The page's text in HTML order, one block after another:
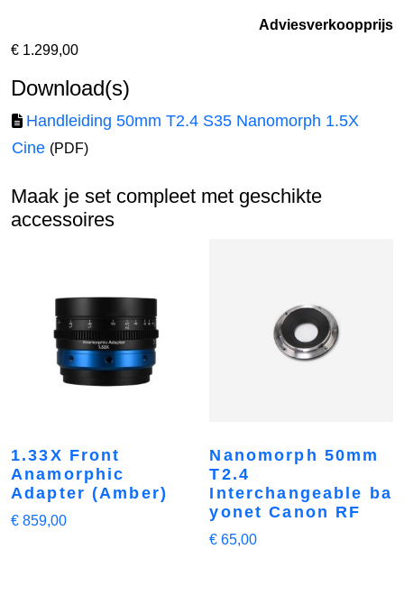
Adviesverkoopprijs
€ 1.299,00
Download(s)
Handleiding 50mm T2.4 S35 Nanomorph 1.5X
Cine (PDF)
Maak je set compleet met geschikte
accessoires
1.33X Front
Anamorphic
Adapter (Amber)
€ 859,00
Nanomorph 50mm
T2.4
Interchangeable ba
yonet Canon RF
€ 65,00